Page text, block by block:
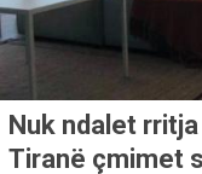
Nuk ndalet
Tiranë çmimet